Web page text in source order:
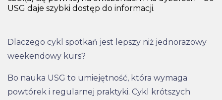
USG daje szybki dostęp do informacji.
Dlaczego cykl spotkań jest lepszy niż jednorazowy
weekendowy kurs?
Bo nauka USG to umiejętność, która wymaga
powtórek i regularnej praktyki. Cykl krótszych